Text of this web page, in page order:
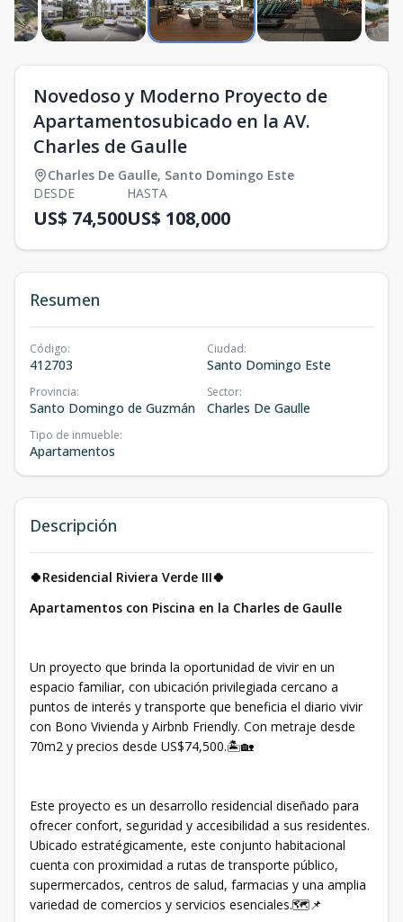
Novedoso y Moderno Proyecto de
Apartamentosubicado en la AV.
Charles de Gaulle
Charles De Gaulle, Santo Domingo Este
DESDE
US$ 74,500
HASTA
US$ 108,000
Resumen
Código:
412703
Ciudad:
Santo Domingo Este
Provincia:
Santo Domingo de Guzmán
Sector:
Charles De Gaulle
Tipo de inmueble:
Apartamentos
Descripción
🍀Residencial Riviera Verde III🍀
Apartamentos con Piscina en la Charles de Gaulle
Un proyecto que brinda la oportunidad de vivir en un
espacio familiar, con ubicación privilegiada cercano a
puntos de interés y transporte que beneficia el diario vivir
con Bono Vivienda y Airbnb Friendly. Con metraje desde
70m2 y precios desde US$74,500.🏝🏡
Este proyecto es un desarrollo residencial diseñado para
ofrecer confort, seguridad y accesibilidad a sus residentes.
Ubicado estratégicamente, este conjunto habitacional
cuenta con proximidad a rutas de transporte público,
supermercados, centros de salud, farmacias y una amplia
variedad de comercios y servicios esenciales.🗺📌